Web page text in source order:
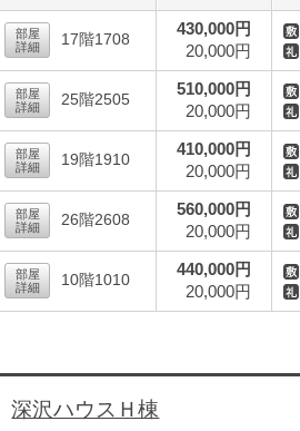
部屋
詳細
17階1708
430,000円
20,000円
部屋
詳細
25階2505
510,000円
20,000円
部屋
詳細
19階1910
410,000円
20,000円
部屋
詳細
26階2608
560,000円
20,000円
部屋
詳細
10階1010
440,000円
20,000円
深沢ハウスＨ棟